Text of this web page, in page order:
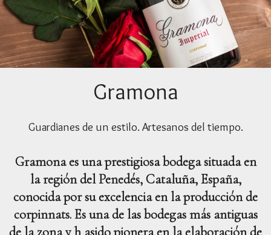
Gramona
Guardianes de un estilo. Artesanos del tiempo.
Gramona es una prestigiosa bodega situada en
la región del Penedés, Cataluña, España,
conocida por su excelencia en la producción de
corpinnats. Es una de las bodegas más antiguas